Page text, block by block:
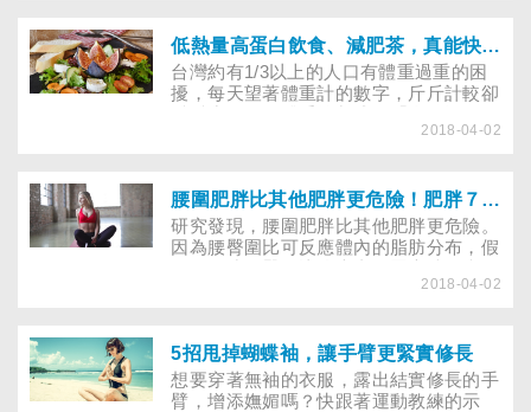
外、寒冷、生病，甚至無法進食時，可以
將脂肪轉化為熱量來保命。但相對來說，
當人體堆積過多脂肪時，卻會給健康帶來
負荷。
低熱量高蛋白飲食、減肥茶，真能快速瘦身不復胖嗎？
台灣約有1/3以上的人口有體重過重的困
擾，每天望著體重計的數字，斤斤計較卻
動」，因此減重的方法也就層出不窮。除
百怪。以下我們來看看飲食減肥法有哪
些？葫蘆裡裝的是什麼？
2018-04-02
腰圍肥胖比其他肥胖更危險！肥胖７大健康危機不可不知
研究發現，腰圍肥胖比其他肥胖更危險。
因為腰臀圍比可反應體內的脂肪分布，假
高血壓、心血管疾病等慢性病的機會較腰
血脂、冠狀動脈心臟病、膽囊炎、脂肪
肝、大腸癌7大慢性病，不可坐視不管。
2018-04-02
5招甩掉蝴蝶袖，讓手臂更緊實修長
想要穿著無袖的衣服，露出結實修長的手
臂，增添嫵媚嗎？快跟著運動教練的示